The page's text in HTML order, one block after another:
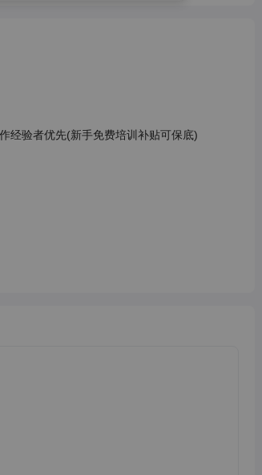
经验者优先(新手免费培训补贴可保底)